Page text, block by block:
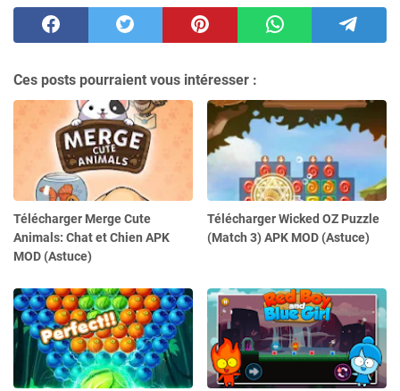
Ces posts pourraient vous intéresser :
Télécharger Merge Cute
Animals: Chat et Chien APK
MOD (Astuce)
Télécharger Wicked OZ Puzzle
(Match 3) APK MOD (Astuce)